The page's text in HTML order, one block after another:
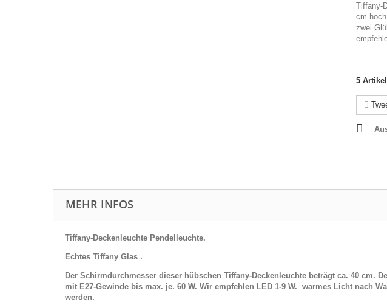
Tiffany-
cm
zwei
5 Artikel
MEHR INFOS
Tiffany-Deckenleuchte Pendelleuchte.
Echtes Tiffany Glas .
Der Schirmdurchmesser dieser hübschen Tiffany-Deckenleuchte beträgt ca. 40 cm.
mit E27-Gewinde bis max. je. 60 W. Wir empfehlen LED 1-9 W. warmes Licht nach
werden.